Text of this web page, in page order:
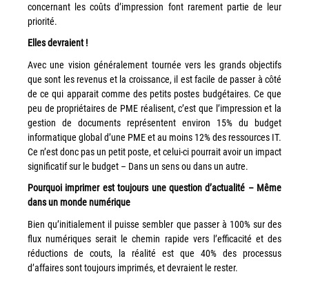
Partage de fichiers et collaboration en mode sécurisé
Workflow Central
Simplifiez la gestion RH de votre entreprise avec un logiciel
tout-en-un
Gammes d’équipements et services d’impression
Matériel
Imprimantes de bureau
Presses numériques et imprimantes de production
Traceurs grands formats
Imprimante Xerox® PrimeLink® PrimeLink C9200
concernant les coûts d’impression font rarement partie de leur
priorité.
Elles devraient !
Avec une vision généralement tournée vers les grands objectifs
que sont les revenus et la croissance, il est facile de passer à côté
de ce qui apparait comme des petits postes budgétaires. Ce que
peu de propriétaires de PME réalisent, c’est que l’impression et la
gestion de documents représentent environ 15% du budget
informatique global d’une PME et au moins 12% des ressources IT.
Ce n’est donc pas un petit poste, et celui-ci pourrait avoir un impact
significatif sur le budget – Dans un sens ou dans un autre.
Pourquoi imprimer est toujours une question d’actualité – Même
dans un monde numérique
Bien qu’initialement il puisse sembler que passer à 100% sur des
flux numériques serait le chemin rapide vers l’efficacité et des
réductions de couts, la réalité est que 40% des processus
d’affaires sont toujours imprimés, et devraient le rester.